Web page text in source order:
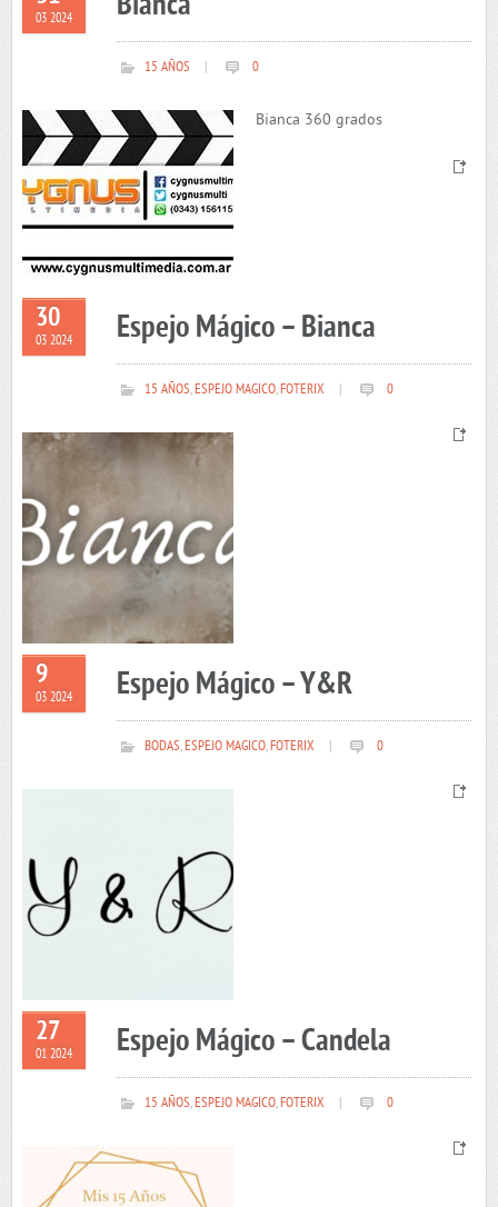
03 2024
15 AÑOS 0
Bianca 360 grados
30
03 2024 Espejo Mágico – Bianca
15 AÑOS,ESPEJO MAGICO,FOTERIX 0
9
03 2024 Espejo Mágico – Y&R
BODAS,ESPEJO MAGICO,FOTERIX 0
27
01 2024 Espejo Mágico – Candela
15 AÑOS,ESPEJO MAGICO,FOTERIX 0